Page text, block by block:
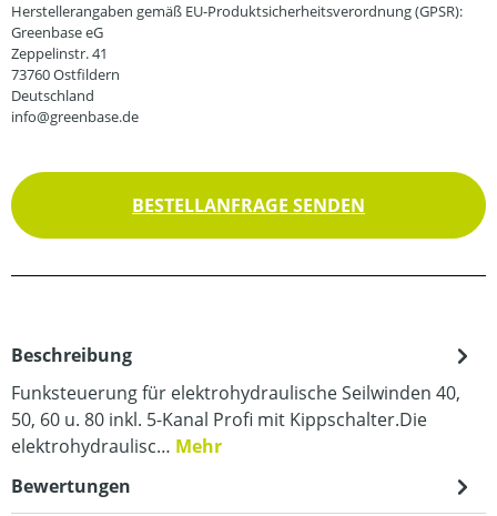
Herstellerangaben gemäß EU-Produktsicherheitsverordnung (GPSR):
Greenbase eG
Zeppelinstr. 41
73760 Ostfildern
Deutschland
info@greenbase.de
BESTELLANFRAGE SENDEN
Beschreibung
Funksteuerung für elektrohydraulische Seilwinden 40,
50, 60 u. 80 inkl. 5-Kanal Profi mit Kippschalter.Die
elektrohydraulisc… Mehr
Bewertungen